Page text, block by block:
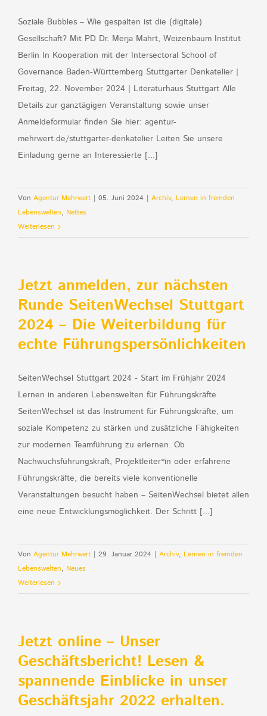
Soziale Bubbles – Wie gespalten ist die (digitale)
Gesellschaft? Mit PD Dr. Merja Mahrt, Weizenbaum Institut
Berlin In Kooperation mit der Intersectoral School of
Governance Baden-Württemberg Stuttgarter Denkatelier |
Freitag, 22. November 2024 | Literaturhaus Stuttgart Alle
Details zur ganztägigen Veranstaltung sowie unser
Anmeldeformular finden Sie hier: agentur-
mehrwert.de/stuttgarter-denkatelier Leiten Sie unsere
Einladung gerne an Interessierte [...]
Von Agentur Mehrwert | 05. Juni 2024 | Archiv, Lernen in fremden
Lebenswelten, Nettes
Weiterlesen
Jetzt anmelden, zur nächsten
Runde SeitenWechsel Stuttgart
2024 – Die Weiterbildung für
echte Führungspersönlichkeiten
SeitenWechsel Stuttgart 2024 - Start im Frühjahr 2024
Lernen in anderen Lebenswelten für Führungskräfte
SeitenWechsel ist das Instrument für Führungskräfte, um
soziale Kompetenz zu stärken und zusätzliche Fähigkeiten
zur modernen Teamführung zu erlernen. Ob
Nachwuchsführungskraft, Projektleiter*in oder erfahrene
Führungskräfte, die bereits viele konventionelle
Veranstaltungen besucht haben – SeitenWechsel bietet allen
eine neue Entwicklungsmöglichkeit. Der Schritt [...]
Von Agentur Mehrwert | 29. Januar 2024 | Archiv, Lernen in fremden
Lebenswelten, Neues
Weiterlesen
Jetzt online – Unser
Geschäftsbericht! Lesen &
spannende Einblicke in unser
Geschäftsjahr 2022 erhalten.